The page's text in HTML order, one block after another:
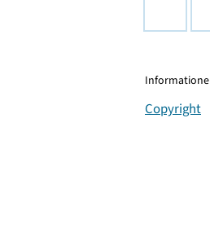
Copyright